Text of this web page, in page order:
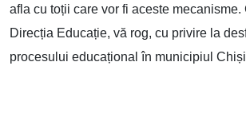
afla cu toții care vor fi aceste mecanisme.
Direcția Educație, vă rog, cu privire la
procesului educațional în municipiul